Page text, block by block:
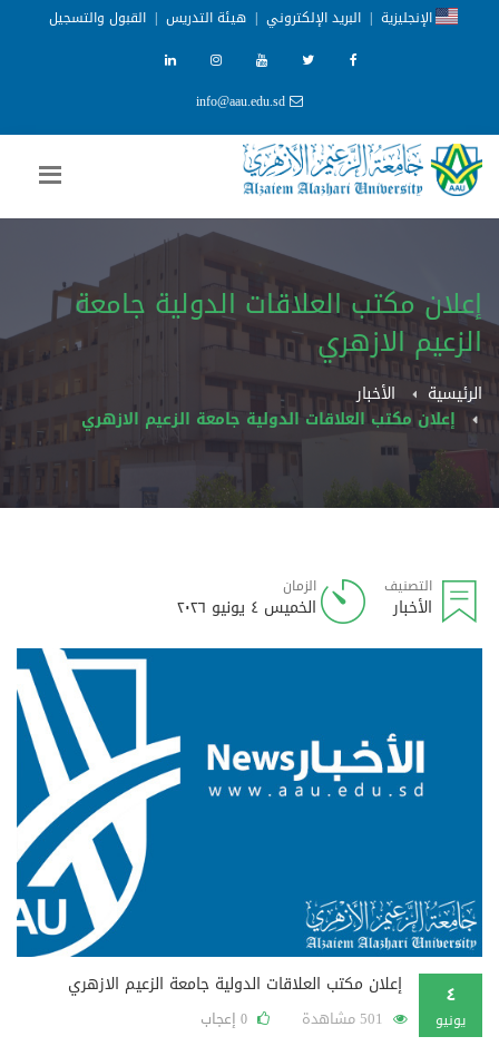
الإنجليزية | البريد الإلكتروني | هيئة التدريس | القبول والتسجيل
إعلان مكتب العلاقات الدولية جامعة
الزعيم الازهري
الرئيسية
الأخبار
إعلان مكتب العلاقات الدولية جامعة الزعيم الازهري
التصنيف
الأخبار
الزمان
الخميس ٤ يونيو ٢٠٢٦
٤
يونيو
إعلان مكتب العلاقات الدولية جامعة الزعيم الازهري
0 إعجاب